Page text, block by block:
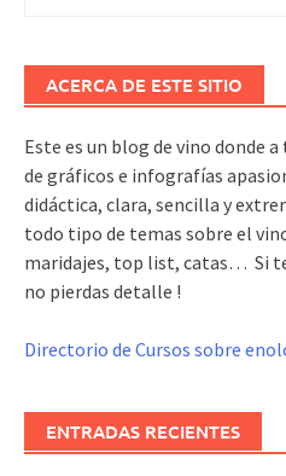
ACERCA DE ESTE SITIO
Este es un blog de vino donde
de gráficos e infografías
didáctica, clara, sencilla y
todo tipo de temas sobre el
maridajes, top list, catas… Si
no pierdas detalle !
Directorio de Cursos sobre
ENTRADAS RECIENTES